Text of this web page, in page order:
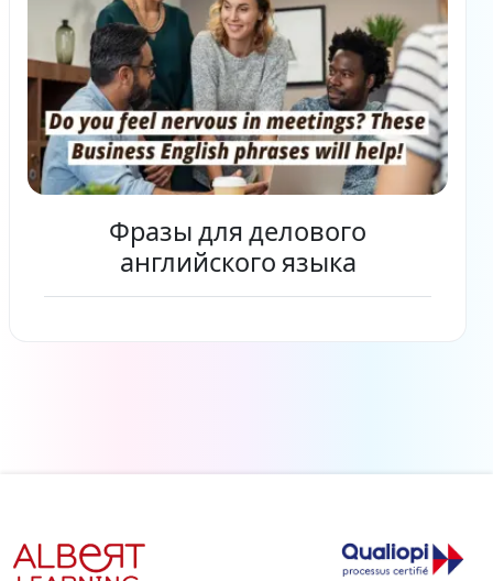
Фразы для делового
английского языка